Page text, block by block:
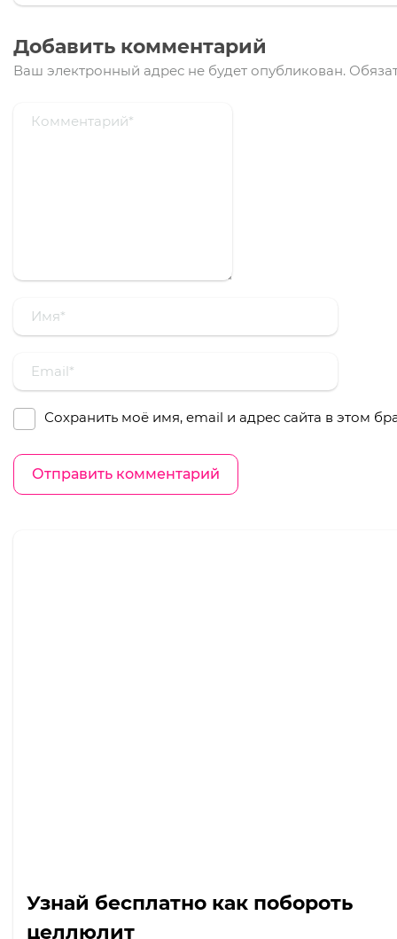
Добавить комментарий
Ваш электронный адрес не будет опубликован.
Сохранить моё имя, email и адрес сайта в этом
Узнай бесплатно как побороть
целлюлит